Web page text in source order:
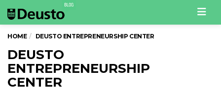
HOME DEUSTO ENTREPRENEURSHIP CENTER
DEUSTO
ENTREPRENEURSHIP
CENTER